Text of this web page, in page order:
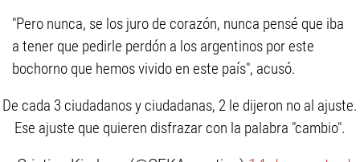
"Pero nunca, se los juro de corazón, nunca pensé que iba
a tener que pedirle perdón a los argentinos por este
bochorno que hemos vivido en este país", acusó.
De cada 3 ciudadanos y ciudadanas, 2 le dijeron no al ajuste.
Ese ajuste que quieren disfrazar con la palabra "cambio".